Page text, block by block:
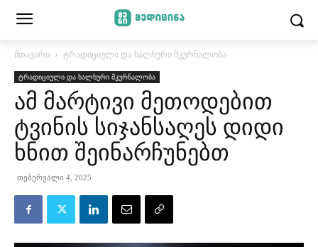
მთავარი ტრადიციული და ხალხური მკურნალობა
ტრადიციული და ხალხური მკურნალობა
ამ მარტივი მეთოდებით
ტვინის სიჯანსაღეს დიდი
ხნით შეინარჩუნებთ
თებერვალი 4, 2025